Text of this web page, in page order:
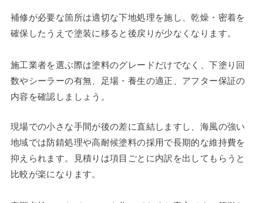
補修が必要な箇所は適切な下地処理を施し、乾燥・密着を
確保したうえで塗装に移ると後戻りが少なくなります。
施工業者を選ぶ際は塗料のグレードだけでなく、下塗り回
数やシーラーの有無、足場・養生の適正、アフター保証の
内容を確認しましょう。
現場での小さな手間が後の差に直結しますし、海風の強い
地域では防錆処理や高耐候塗料の採用で長期的な維持費を
抑えられます。見積りは項目ごとに内訳を出してもらうと
比較が楽になります。